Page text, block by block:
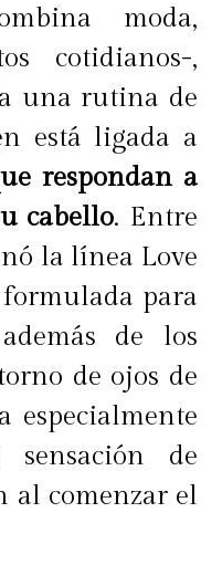
moda,
cotidianos-,
una rutina de
está ligada a
respondan a
cabello. Entre
la línea Love
formulada para
de los
de ojos de
especialmente
de
al comenzar el